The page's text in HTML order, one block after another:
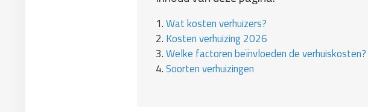
1.Wat kosten verhuizers?
2. Kosten verhuizing 2026
3.Welke factoren beïnvloeden de verhuiskosten?
4.Soorten verhuizingen